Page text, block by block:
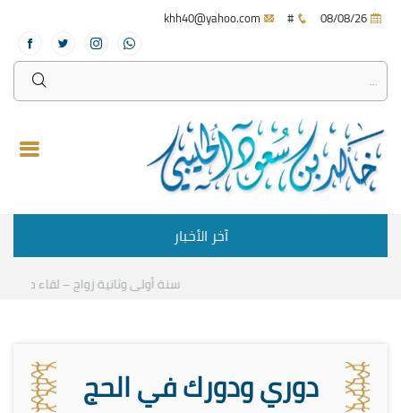
#
آخر الأخبار
سنة أولى وثانية زواج – لقاء مع
دوري ودورك في الحج